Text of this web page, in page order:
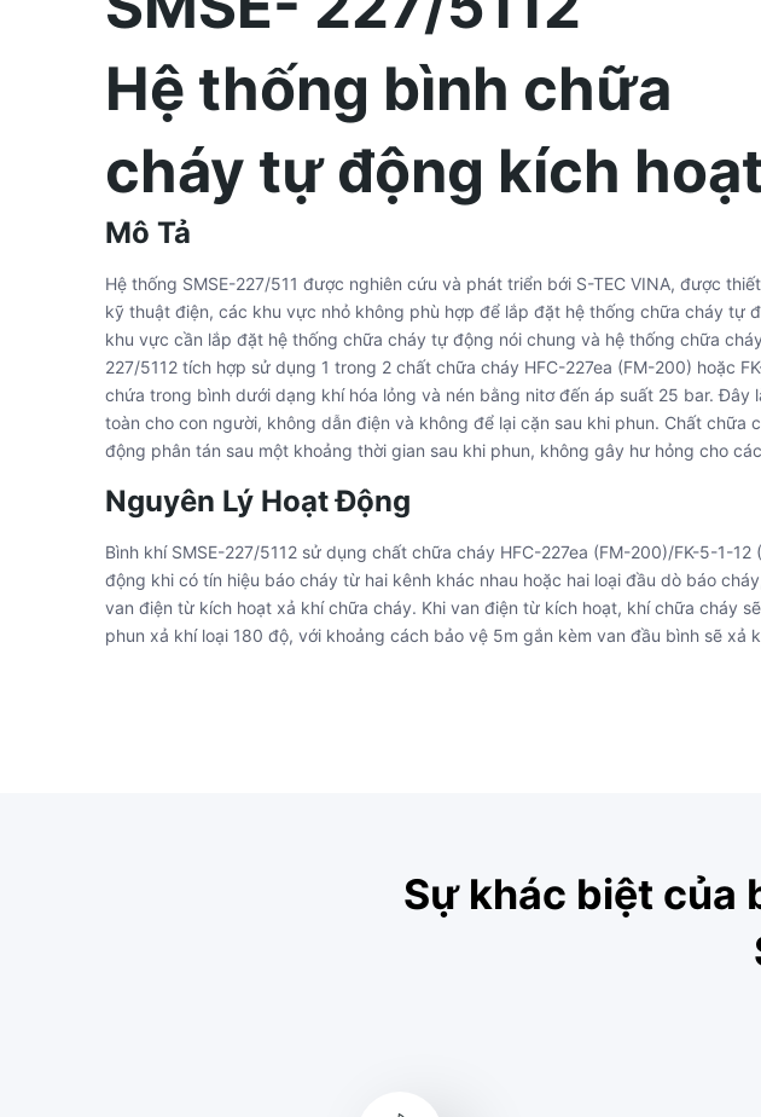
Hệ thống bình chữa
cháy tự động kích
Mô Tả
Hệ thống SMSE-227/511 được nghiên cứu và phát triển bới S-TEC VINA, được
kỹ thuật điện, các khu vực nhỏ không phù hợp để lắp đặt hệ thống chữa cháy tự
khu vực cần lắp đặt hệ thống chữa cháy tự động nói chung và hệ thống chữa
227/5112 tích hợp sử dụng 1 trong 2 chất chữa cháy HFC-227ea (FM-200) hoặc
chứa trong bình dưới dạng khí hóa lỏng và nén bằng nitơ đến áp suất 25 bar. Đây
toàn cho con người, không dẫn điện và không để lại cặn sau khi phun. Chất chữa
động phân tán sau một khoảng thời gian sau khi phun, không gây hư hỏng cho
Nguyên Lý Hoạt Động
Bình khí SMSE-227/5112 sử dụng chất chữa cháy HFC-227ea (FM-200)/FK-5-1-
động khi có tín hiệu báo cháy từ hai kênh khác nhau hoặc hai loại đầu dò báo
van điện từ kích hoạt xả khí chữa cháy. Khi van điện từ kích hoạt, khí chữa cháy
phun xả khí loại 180 độ, với khoảng cách bảo vệ 5m gắn kèm van đầu bình sẽ xả
Sự khác biệt của